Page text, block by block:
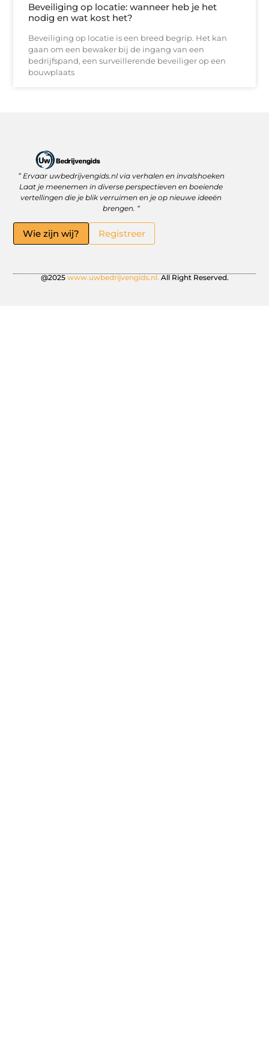
Beveiliging op locatie: wanneer heb je het
nodig en wat kost het?
Beveiliging op locatie is een breed begrip. Het kan
gaan om een bewaker bij de ingang van een
bedrijfspand, een surveillerende beveiliger op een
bouwplaats
” Ervaar uwbedrijvengids.nl via verhalen en invalshoeken
Laat je meenemen in diverse perspectieven en boeiende
vertellingen die je blik verruimen en je op nieuwe ideeën
brengen. “
Wie zijn wij? Registreer
@2025 www.uwbedrijvengids.nl. All Right Reserved.